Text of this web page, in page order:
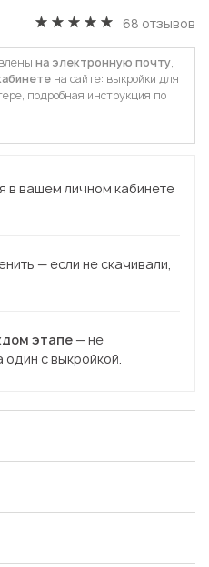
68 отзывов
на электронную почту,
на сайте: выкройки для
подробная инструкция по
в вашем личном кабинете
— если не скачивали,
этапе — не
с выкройкой.